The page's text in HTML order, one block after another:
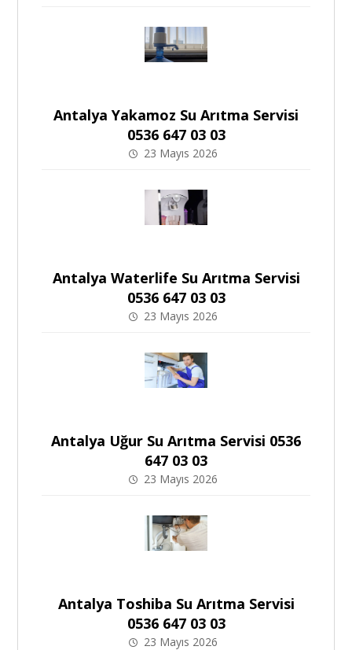
Antalya Yakamoz Su Arıtma Servisi
0536 647 03 03
23 Mayıs 2026
Antalya Waterlife Su Arıtma Servisi
0536 647 03 03
23 Mayıs 2026
Antalya Uğur Su Arıtma Servisi 0536
647 03 03
23 Mayıs 2026
Antalya Toshiba Su Arıtma Servisi
0536 647 03 03
23 Mayıs 2026